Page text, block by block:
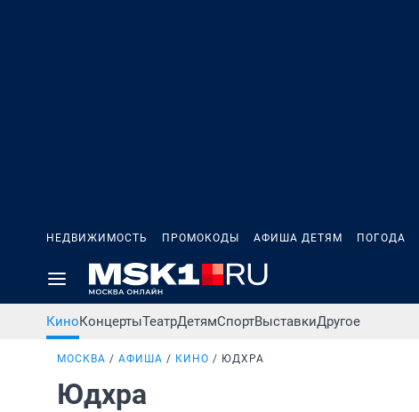
НЕДВИЖИМОСТЬ ПРОМОКОДЫ АФИША ДЕТЯМ ПОГОДА
КиноКонцертыТеатрДетямСпортВыставкиДругое
МОСКВА АФИША КИНО ЮДХРА
Юдхра